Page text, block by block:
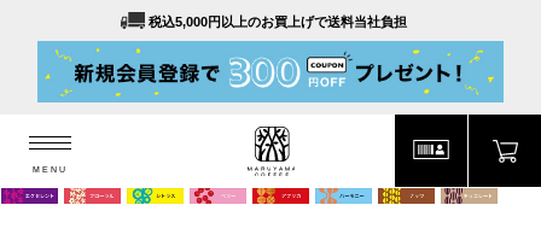
税込5,000円以上のお買上げで送料当社負担
MENU
MENU